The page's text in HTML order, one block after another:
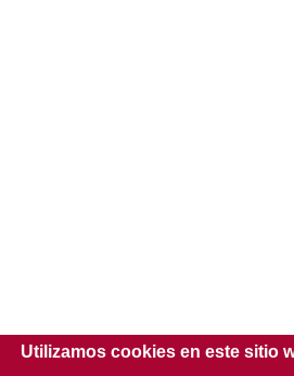
Utilizamos cookies en este sitio